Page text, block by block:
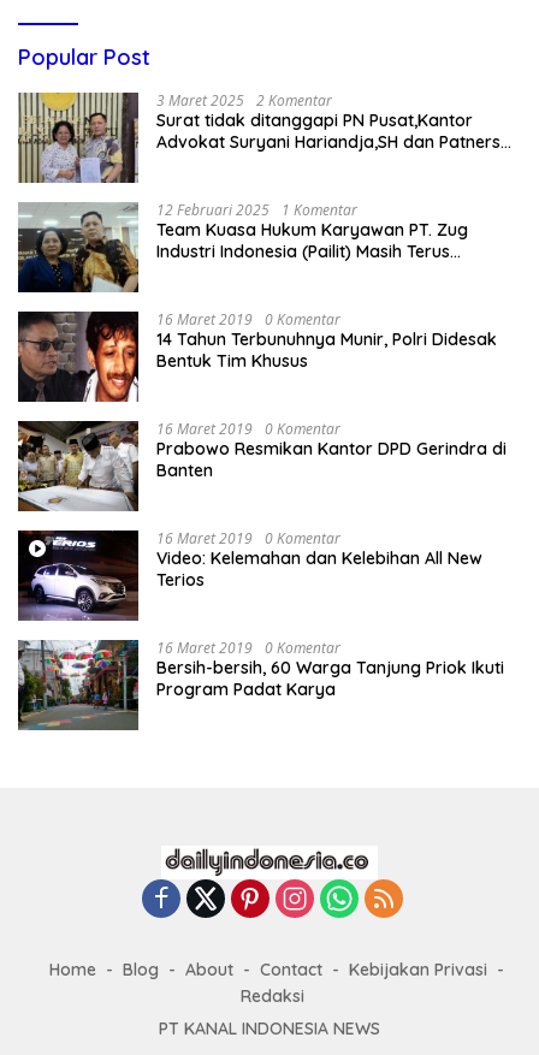
Popular Post
3 Maret 2025 2 Komentar
Surat tidak ditanggapi PN Pusat,Kantor
Advokat Suryani Hariandja,SH dan Patners
12 Februari 2025 1 Komentar
Team Kuasa Hukum Karyawan PT. Zug
Industri Indonesia (Pailit) Masih Terus
16 Maret 2019 0 Komentar
14 Tahun Terbunuhnya Munir, Polri Didesak
Bentuk Tim Khusus
16 Maret 2019 0 Komentar
Prabowo Resmikan Kantor DPD Gerindra di
Banten
16 Maret 2019 0 Komentar
Video: Kelemahan dan Kelebihan All New
Terios
16 Maret 2019 0 Komentar
Bersih-bersih, 60 Warga Tanjung Priok Ikuti
Program Padat Karya
Home Blog About Contact
Kebijakan Privasi
Redaksi
PT KANAL INDONESIA NEWS